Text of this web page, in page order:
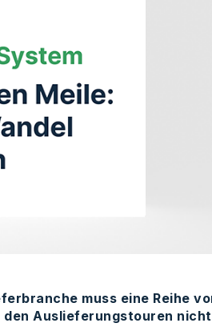
muss eine Reihe
Auslieferungstouren